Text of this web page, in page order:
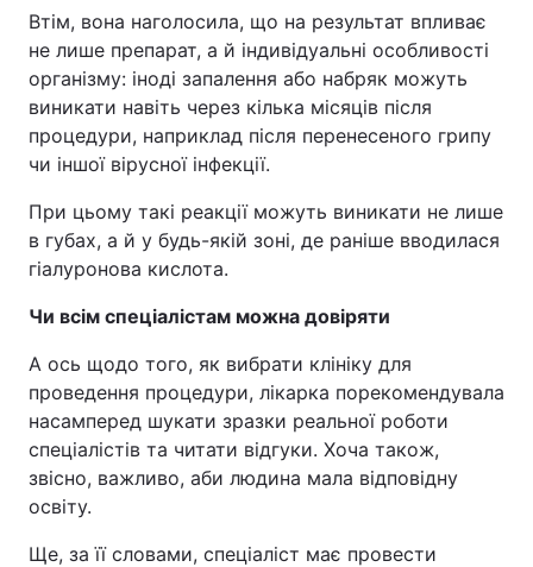
Втім, вона наголосила, що на результат впливає
не лише препарат, а й індивідуальні особливості
організму: іноді запалення або набряк можуть
виникати навіть через кілька місяців після
процедури, наприклад після перенесеного грипу
чи іншої вірусної інфекції.
При цьому такі реакції можуть виникати не лише
в губах, а й у будь-якій зоні, де раніше вводилася
гіалуронова кислота.
Чи всім спеціалістам можна довіряти
А ось щодо того, як вибрати клініку для
проведення процедури, лікарка порекомендувала
насамперед шукати зразки реальної роботи
спеціалістів та читати відгуки. Хоча також,
звісно, важливо, аби людина мала відповідну
освіту.
Ще, за її словами, спеціаліст має провести